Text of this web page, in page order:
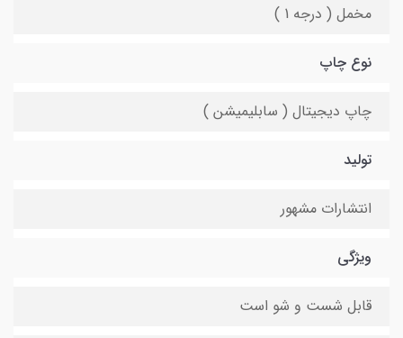
مخمل ( درجه 1 )
نوع چاپ
چاپ دیجیتال ( سابلیمیشن )
تولید
انتشارات مشهور
ویژگی
قابل شست و شو است